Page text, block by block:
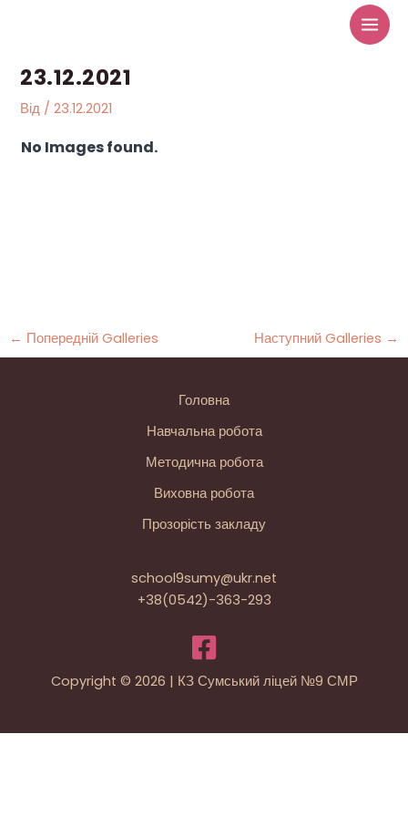
23.12.2021
Від /23.12.2021
No Images found.
← Попередній Galleries Наступний Galleries →
Головна
Навчальна робота
Методична робота
Виховна робота
Прозорість закладу
school9sumy@ukr.net
+38(0542)-363-293
Copyright © 2026 | КЗ Сумський ліцей №9 СМР